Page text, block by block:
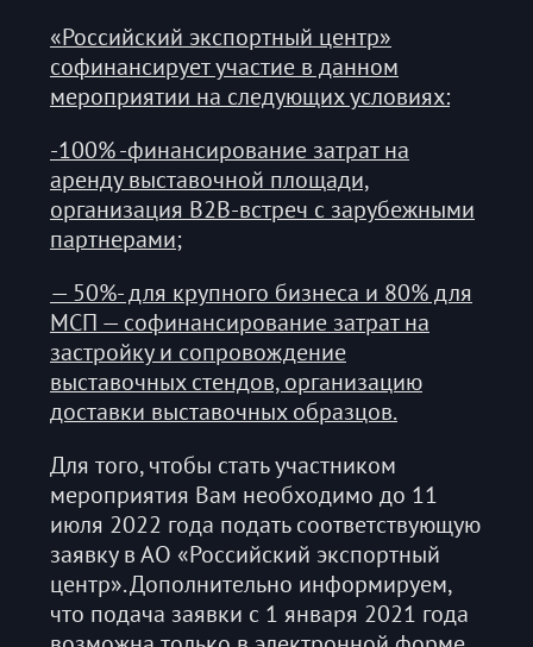
«Российский экспортный центр»
софинансирует участие в данном
мероприятии на следующих условиях:
-100% -финансирование затрат на
аренду выставочной площади,
организация B2B-встреч с зарубежными
партнерами;
— 50%- для крупного бизнеса и 80% для
МСП — софинансирование затрат на
застройку и сопровождение
выставочных стендов, организацию
доставки выставочных образцов.
Для того, чтобы стать участником
мероприятия Вам необходимо до 11
июля 2022 года подать соответствующую
заявку в АО «Российский экспортный
центр». Дополнительно информируем,
что подача заявки с 1 января 2021 года